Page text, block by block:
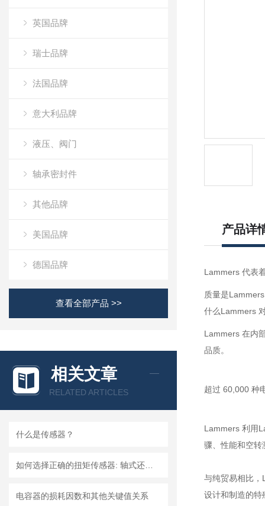
英国品牌
瑞士品牌
法国品牌
意大利品牌
液压、阀门
轴承密封件
其他品牌
美国品牌
德国品牌
查看全部产品 >>
相关文章
RELATED ARTICLES
什么是传感器？
电容器的损耗因数和其他关键值关系
产品详
Lammers 代表
质量是
什么Lammers
Lammers 在内
品质。
超过 60,000 种
Lammers 利用
骤、性能和空转
与纯贸易相比，
设计和制造的特